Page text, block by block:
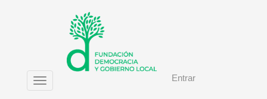
Navegación
Entrar
Toggle